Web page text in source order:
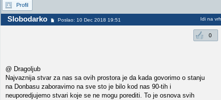
Profil
Slobodarko Poslao: 10 Dec 2018 19:51 Idi na vrh
0
@ Dragoljub
Najvaznija stvar za nas sa ovih prostora je da kada govorimo o stanju
na Donbasu zaboravimo na sve sto je bilo kod nas 90-tih i
neuporedjujemo stvari koje se ne mogu porediti. To je osnova svih